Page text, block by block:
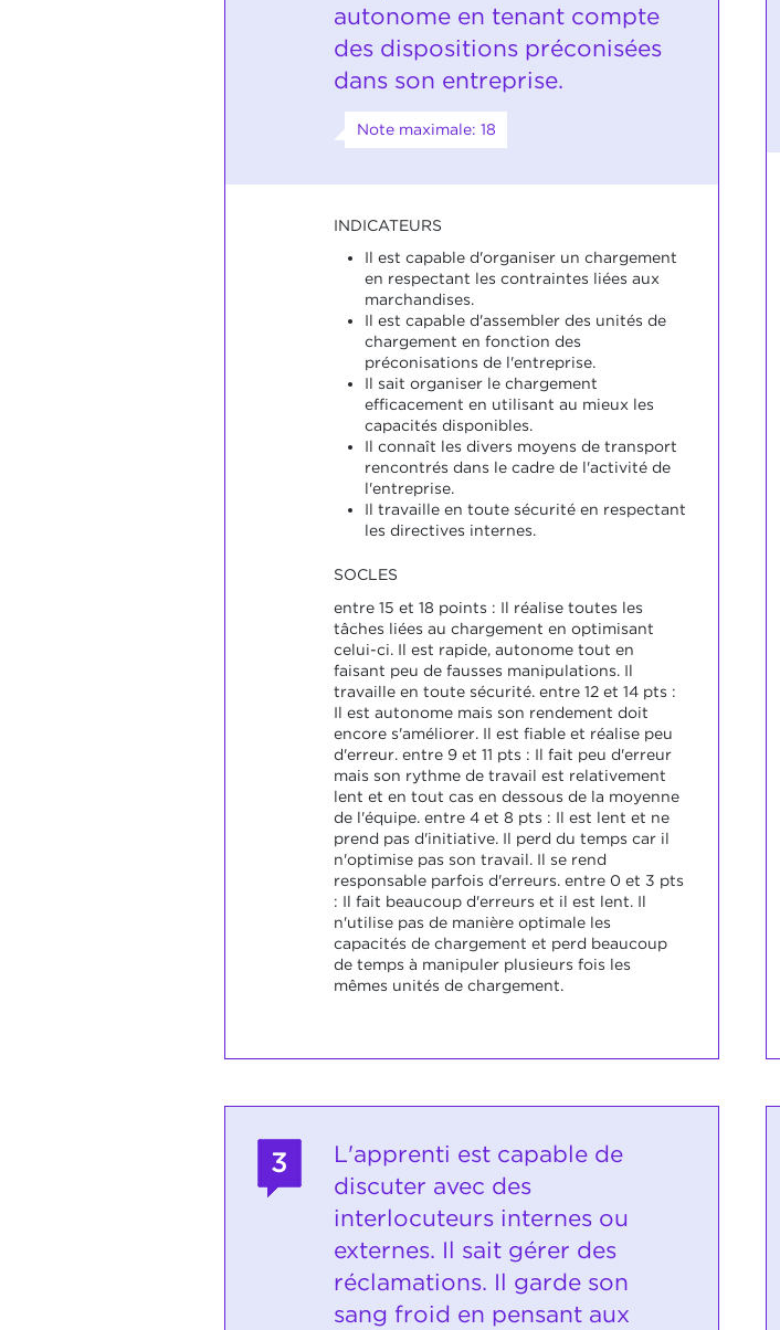
autonome en tenant compte
des dispositions préconisées
dans son entreprise.
Note maximale: 18
INDICATEURS
Il est capable d'organiser un chargement
en respectant les contraintes liées aux
marchandises.
Il est capable d'assembler des unités de
chargement en fonction des
préconisations de l'entreprise.
Il sait organiser le chargement
efficacement en utilisant au mieux les
capacités disponibles.
Il connaît les divers moyens de transport
rencontrés dans le cadre de l'activité de
l'entreprise.
Il travaille en toute sécurité en respectant
les directives internes.
SOCLES
entre 15 et 18 points : Il réalise toutes les
tâches liées au chargement en optimisant
celui-ci. Il est rapide, autonome tout en
faisant peu de fausses manipulations. Il
travaille en toute sécurité. entre 12 et 14 pts :
Il est autonome mais son rendement doit
encore s'améliorer. Il est fiable et réalise peu
d'erreur. entre 9 et 11 pts : Il fait peu d'erreur
mais son rythme de travail est relativement
lent et en tout cas en dessous de la moyenne
de l'équipe. entre 4 et 8 pts : Il est lent et ne
prend pas d'initiative. Il perd du temps car il
n'optimise pas son travail. Il se rend
responsable parfois d'erreurs. entre 0 et 3 pts
: Il fait beaucoup d'erreurs et il est lent. Il
n'utilise pas de manière optimale les
capacités de chargement et perd beaucoup
de temps à manipuler plusieurs fois les
mêmes unités de chargement.
3
L'apprenti est capable de
discuter avec des
interlocuteurs internes ou
externes. Il sait gérer des
réclamations. Il garde son
sang froid en pensant aux